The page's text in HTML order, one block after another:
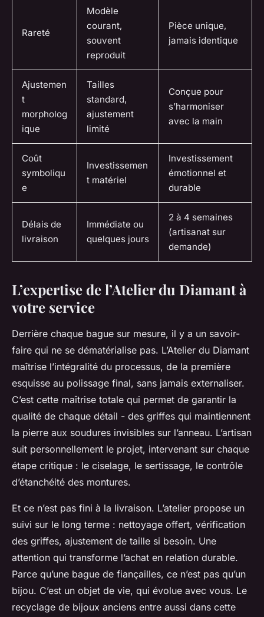
Rareté
Modèle
courant,
souvent
reproduit
Pièce unique,
jamais identique
Ajustemen
t
morpholog
ique
Tailles
standard,
ajustement
limité
Conçue pour
s’harmoniser
avec la main
Coût
symboliqu
e
Investissemen
t matériel
Investissement
émotionnel et
durable
Délais de
livraison
Immédiate ou
quelques jours
2 à 4 semaines
(artisanat sur
demande)
L’expertise de l’Atelier du Diamant à
votre service
Derrière chaque bague sur mesure, il y a un savoir-
faire qui ne se dématérialise pas. L’Atelier du Diamant
maîtrise l’intégralité du processus, de la première
esquisse au polissage final, sans jamais externaliser.
C’est cette maîtrise totale qui permet de garantir la
qualité de chaque détail - des griffes qui maintiennent
la pierre aux soudures invisibles sur l’anneau. L’artisan
suit personnellement le projet, intervenant sur chaque
étape critique : le ciselage, le sertissage, le contrôle
d’étanchéité des montures.
Et ce n’est pas fini à la livraison. L’atelier propose un
suivi sur le long terme : nettoyage offert, vérification
des griffes, ajustement de taille si besoin. Une
attention qui transforme l’achat en relation durable.
Parce qu’une bague de fiançailles, ce n’est pas qu’un
bijou. C’est un objet de vie, qui évolue avec vous. Le
recyclage de bijoux anciens entre aussi dans cette